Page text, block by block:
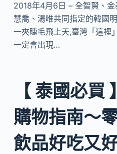
2018年4月6日 – 全智賢、
慧喬、湯唯共同指定的韓國
一夾睫毛飛上天,臺灣「這裡
一定會出現…
【 泰國必買
購物指南～
飲品好吃又